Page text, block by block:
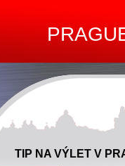
TIP NA VÝLET V